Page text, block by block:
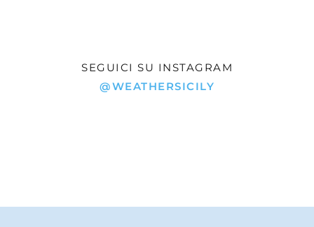
SEGUICI SU INSTAGRAM
@WEATHERSICILY